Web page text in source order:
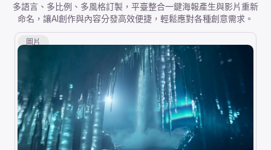
多語言、多比例、多風格訂製，平臺整合一鍵海報產生與影片重新
命名，讓AI創作與內容分發高效便捷，輕鬆應對各種創意需求。
圖片